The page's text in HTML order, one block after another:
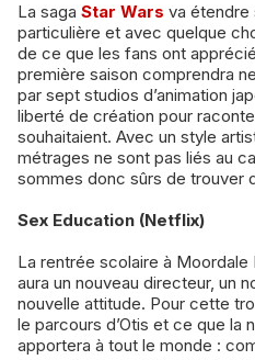
La saga Star Wars va étendre
particulière et avec quelque
de ce que les fans ont
première saison comprendra
par sept studios d’animation
liberté de création pour
souhaitaient. Avec un style
métrages ne sont pas liés au
sommes donc sûrs de trouver
Sex Education (Netflix)
La rentrée scolaire à
aura un nouveau directeur, un
nouvelle attitude. Pour cette
le parcours d’Otis et ce que la
apportera à tout le monde :